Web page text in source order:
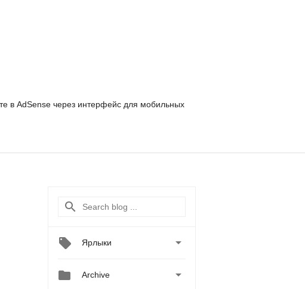
в AdSense через интерфейс для мобильных
Ярлыки 
 Archive 